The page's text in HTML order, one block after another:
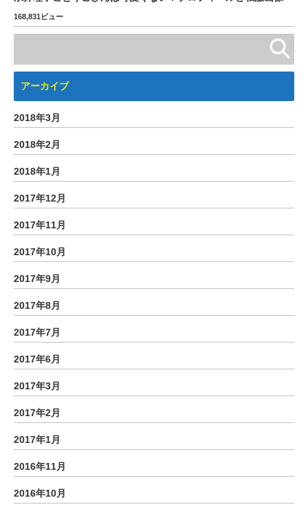
168,831ビュー
アーカイブ
2018年3月
2018年2月
2018年1月
2017年12月
2017年11月
2017年10月
2017年9月
2017年8月
2017年7月
2017年6月
2017年3月
2017年2月
2017年1月
2016年11月
2016年10月